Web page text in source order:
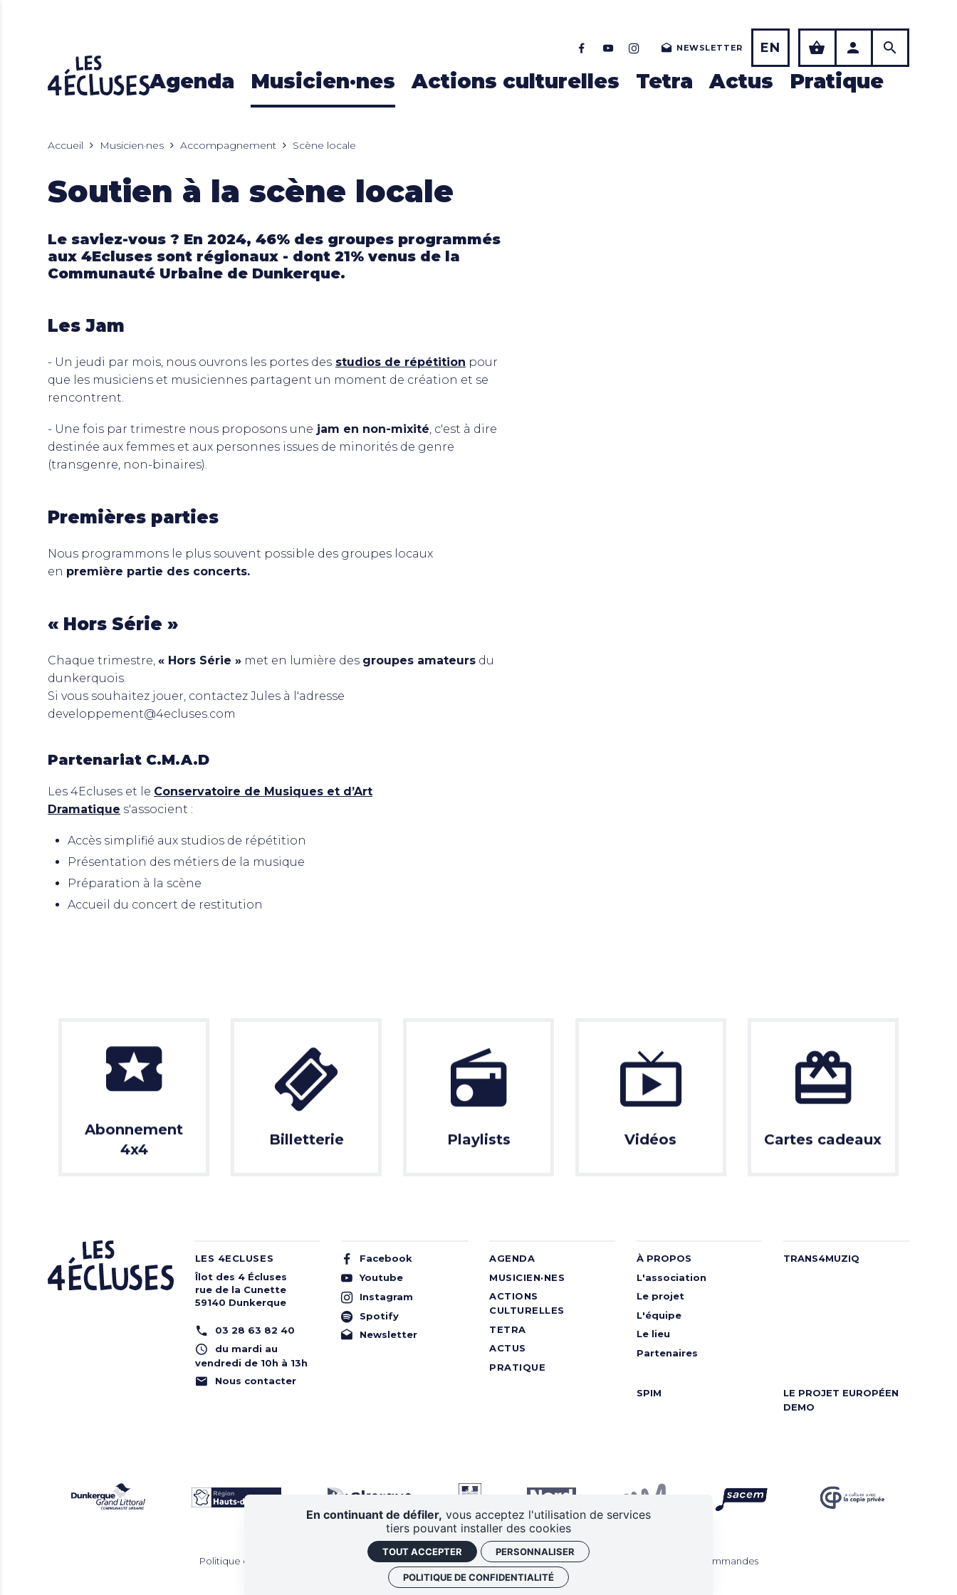
NEWSLETTER EN
Agenda Musicien·nes Actions culturelles Tetra Actus Pratique
Accueil Musicien·nes Accompagnement Scène locale
Soutien à la scène locale
Le saviez-vous ? En 2024, 46% des groupes programmés
aux 4Ecluses sont régionaux - dont 21% venus de la
Communauté Urbaine de Dunkerque.
Les Jam
- Un jeudi par mois, nous ouvrons les portes des studios de répétition pour
que les musiciens et musiciennes partagent un moment de création et se
rencontrent.
- Une fois par trimestre nous proposons une jam en non-mixité, c'est à dire
destinée aux femmes et aux personnes issues de minorités de genre
(transgenre, non-binaires).
Premières parties
Nous programmons le plus souvent possible des groupes locaux
en première partie des concerts.
« Hors Série »
Chaque trimestre,« Hors Série » met en lumière des groupes amateurs du
dunkerquois.
Si vous souhaitez jouer, contactez Jules à l'adresse
developpement@4ecluses.com
Partenariat C.M.A.D
Les 4Ecluses et le Conservatoire de Musiques et d’Art
Dramatique s'associent :
Accès simplifié aux studios de répétition
Présentation des métiers de la musique
Préparation à la scène
Accueil du concert de restitution
Abonnement
4x4
Billetterie Playlists Vidéos Cartes cadeaux
LES 4ECLUSES
Îlot des 4 Écluses
rue de la Cunette
59140 Dunkerque
03 28 63 82 40
du mardi au
vendredi de 10h à 13h
Nous contacter
Facebook
Youtube
Instagram
Spotify
Newsletter
AGENDA
MUSICIEN·NES
ACTIONS
CULTURELLES
TETRA
ACTUS
PRATIQUE
À PROPOS
L'association
Le projet
L'équipe
Le lieu
Partenaires
TRANS4MUZIQ
SPIM
LE PROJET EUROPÉEN
DEMO
Politique de confidentialité Plan du site CGV Mentions légales Gestion des cookies Retrouver vos commandes
En continuant de défiler, vous acceptez l'utilisation de services
tiers pouvant installer des cookies
TOUT ACCEPTER PERSONNALISER
POLITIQUE DE CONFIDENTIALITÉ